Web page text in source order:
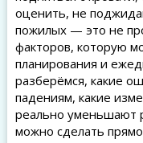
оценить, не
пожилых — это не
факторов, которую
планирования и
разберёмся, какие
падениям, какие
реально уменьшают
можно сделать